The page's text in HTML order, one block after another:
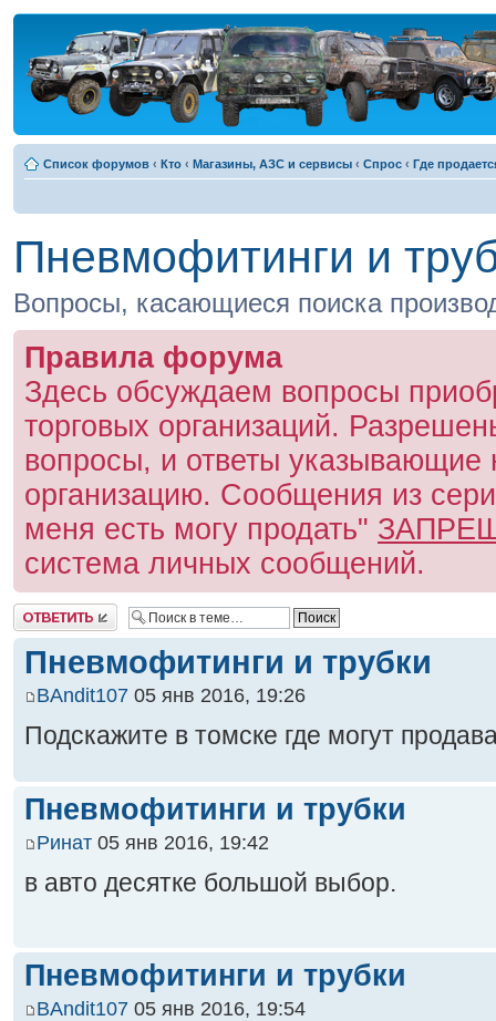
Список форумов ‹ Кто ‹ Магазины, АЗС и сервисы ‹ Спрос ‹ Где
Пневмофитинги и
Вопросы, касающиеся поиска
Правила форума
Здесь обсуждаем вопросы
торговых организаций.
вопросы, и ответы указывающие
организацию. Сообщения из
меня есть могу продать"
система личных сообщений.
Ответить
Пневмофитинги и трубки
BAndit107 05 янв 2016, 19:26
Подскажите в томске где могут
Пневмофитинги и трубки
Ринат 05 янв 2016, 19:42
в авто десятке большой выбор.
Пневмофитинги и трубки
BAndit107 05 янв 2016, 19:54